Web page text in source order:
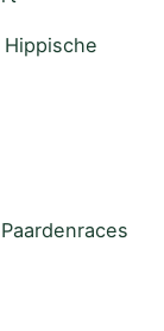
Hippische